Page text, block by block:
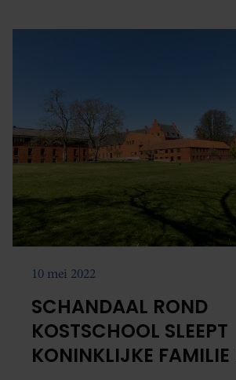
10 mei 2022
SCHANDAAL ROND
KOSTSCHOOL SLEEPT
KONINKLIJKE FAMILIE